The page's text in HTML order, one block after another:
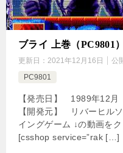
ブライ 上巻（PC9801）
更新日： 2021年12月16日 公
PC9801
【発売日】 1989年12
【開発元】 リバーヒル
イングゲーム ↓の動画を
[csshop service=”rak […]